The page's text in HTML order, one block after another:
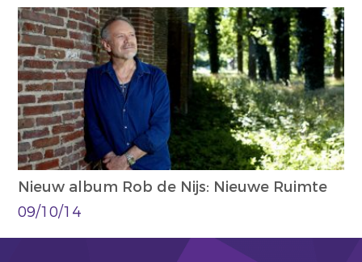
Nieuw album Rob de Nijs: Nieuwe Ruimte
09/10/14